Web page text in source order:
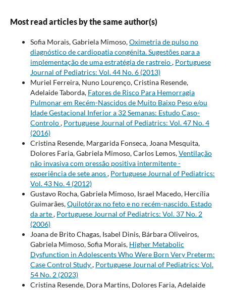
Most read articles by the same author(s)
Sofia Morais, Gabriela Mimoso,Oximetria de pulso no
diagnóstico de cardiopatia congénita. Sugestões para a
implementação de uma estratégia de rastreio, Portuguese
Journal of Pediatrics: Vol. 44 No. 6 (2013)
Muriel Ferreira, Nuno Lourenço, Cristina Resende,
Adelaide Taborda, Fatores de Risco Para Hemorragia
Pulmonar em Recém-Nascidos de Muito Baixo Peso e/ou
Idade Gestacional Inferior a 32 Semanas: Estudo Caso-
Controlo, Portuguese Journal of Pediatrics: Vol. 47 No. 4
(2016)
Cristina Resende, Margarida Fonseca, Joana Mesquita,
Dolores Faria, Gabriela Mimoso, Carlos Lemos,Ventilação
não invasiva com pressão positiva intermitente -
experiência de sete anos, Portuguese Journal of Pediatrics:
Vol. 43 No. 4 (2012)
Gustavo Rocha, Gabriela Mimoso, Israel Macedo, Hercília
Guimarães,Quilotórax no feto e no recém-nascido. Estado
da arte, Portuguese Journal of Pediatrics: Vol. 37 No. 2
(2006)
Joana de Brito Chagas, Isabel Dinis, Bárbara Oliveiros,
Gabriela Mimoso, Sofia Morais, Higher Metabolic
Dysfunction in Adolescents Who Were Born Very Preterm:
Case Control Study, Portuguese Journal of Pediatrics: Vol.
54 No. 2 (2023)
Cristina Resende, Dora Martins, Dolores Faria, Adelaide